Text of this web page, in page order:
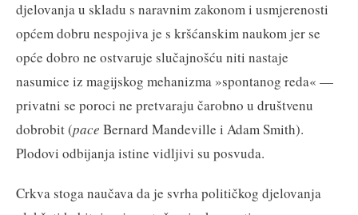
djelovanja u skladu s naravnim zakonom i usmjerenosti
općem dobru nespojiva je s kršćanskim naukom jer se
opće dobro ne ostvaruje slučajnošću niti nastaje
nasumice iz magijskog mehanizma »spontanog reda« —
privatni se poroci ne pretvaraju čarobno u društvenu
dobrobit (pace Bernard Mandeville i Adam Smith).
Plodovi odbijanja istine vidljivi su posvuda.
Crkva stoga naučava da je svrha političkog djelovanja